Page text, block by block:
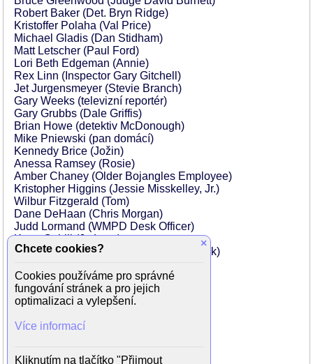
Robert Baker (Det. Bryn Ridge)
Kristoffer Polaha (Val Price)
Michael Gladis (Dan Stidham)
Matt Letscher (Paul Ford)
Lori Beth Edgeman (Annie)
Rex Linn (Inspector Gary Gitchell)
Jet Jurgensmeyer (Stevie Branch)
Gary Weeks (televizní reportér)
Gary Grubbs (Dale Griffis)
Brian Howe (detektiv McDonough)
Mike Pniewski (pan domácí)
Kennedy Brice (Jožin)
Anessa Ramsey (Rosie)
Amber Chaney (Older Bojangles Employee)
Kristopher Higgins (Jessie Misskelley, Jr.)
Wilbur Fitzgerald (Tom)
Dane DeHaan (Chris Morgan)
Judd Lormand (WMPD Desk Officer)
Kerry Cahill (Jo Lynn)
Brooke Jaye Taylor (Officer Regina Meek)
Ron Clinton Smith (Desk Officer)
Jonathan Spencer (zkoušející)
Katie Kneeland (Ron Lax's Secretary)
Joey Nappo (Backwoods Boy)
×
Chcete cookies?
Cookies používáme pro správné
fungování stránek a pro jejich
optimalizaci a vylepšení.
Více informací
Kliknutím na tlačítko "Přijmout